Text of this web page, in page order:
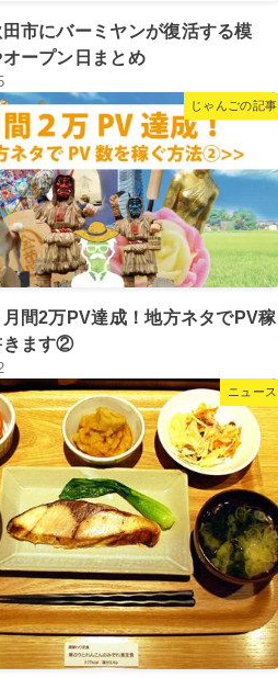
田市にバーミヤンが復活する模
ープン日まとめ
じゃんごの記事
月間2万PV達成！地方ネタでPV稼
きます②
ニュース